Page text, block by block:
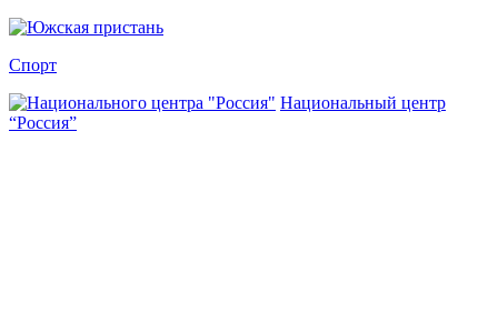
Спорт
Национальный центр
“Россия”